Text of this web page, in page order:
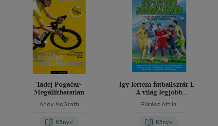
Tadej Pogačar:
Megállíthatatlan
Andy McGrath
Könyv
Így lettem futballsztár 1. -
A világ legjobb
játékosainak ifjúkori
történetei
Fűrész Attila
Könyv